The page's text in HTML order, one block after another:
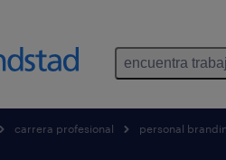
encuentra
carrera profesional personal